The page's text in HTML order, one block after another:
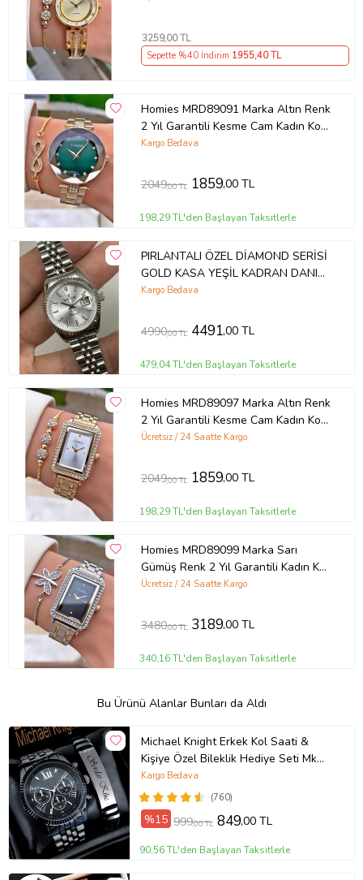
3259,00 TL
Sepette %40 İndirim 1955,40 TL
Homies MRD89091 Marka Altın Renk
2 Yıl Garantili Kesme Cam Kadın Kol
Saati Bileklik Hediyeli
Kargo Bedava
2049,00 TL 1859,00 TL
198,29 TL'den Başlayan Taksitlerle
PIRLANTALI ÖZEL DİAMOND SERİSİ
GOLD KASA YEŞİL KADRAN DANIEL
KLEIN DKE.1.10742 SERTİFİKALI
Kargo Bedava
4990,00 TL 4491,00 TL
479,04 TL'den Başlayan Taksitlerle
Homies MRD89097 Marka Altın Renk
2 Yıl Garantili Kesme Cam Kadın Kol
Saati Bileklik Hediyeli
Ücretsiz / 24 Saatte Kargo
2049,00 TL 1859,00 TL
198,29 TL'den Başlayan Taksitlerle
Homies MRD89099 Marka Sarı
Gümüş Renk 2 Yıl Garantili Kadın Kol
Saati Bileklik Hediyeli
Ücretsiz / 24 Saatte Kargo
3480,00 TL 3189,00 TL
340,16 TL'den Başlayan Taksitlerle
Bu Ürünü Alanlar Bunları da Aldı
Michael Knight Erkek Kol Saati &
Kişiye Özel Bileklik Hediye Seti Mk
SiyahİçiGümüş
(760)
Kargo Bedava
%15 999,00 TL 849,00 TL
90,56 TL'den Başlayan Taksitlerle